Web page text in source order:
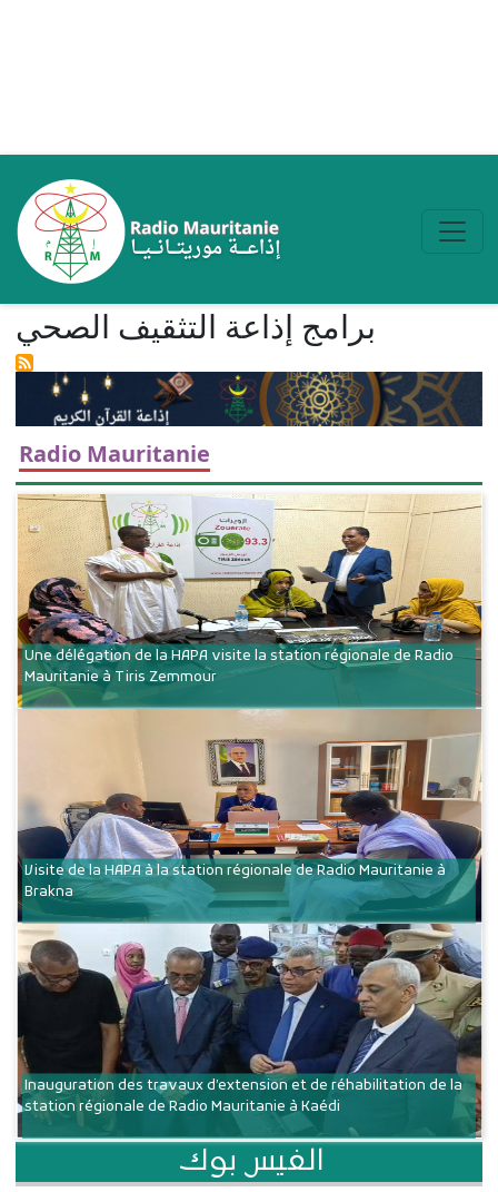
برامج إذاعة التثقیف الصحي
Radio Mauritanie
Une délégation de la HAPA visite la station régionale de Radio
Mauritanie à Tiris Zemmour
Visite de la HAPA à la station régionale de Radio Mauritanie à
Brakna
Inauguration des travaux d’extension et de réhabilitation de la
station régionale de Radio Mauritanie à Kaédi
الفيس بوك